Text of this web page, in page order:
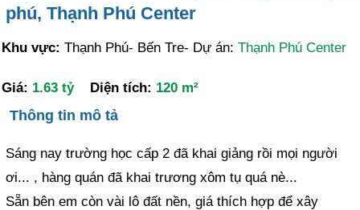
phú, Thạnh Phú Center
Khu vực: Thạnh Phú- Bến Tre- Dự án:Thạnh Phú Center
Giá: 1.63 tỷ Diện tích: 120 m²
Thông tin mô tả
Sáng nay trường học cấp 2 đã khai giảng rồi mọi người
ơi... , hàng quán đã khai trương xôm tụ quá nè...
Sẵn bên em còn vài lô đất nền, giá thích hợp để xây